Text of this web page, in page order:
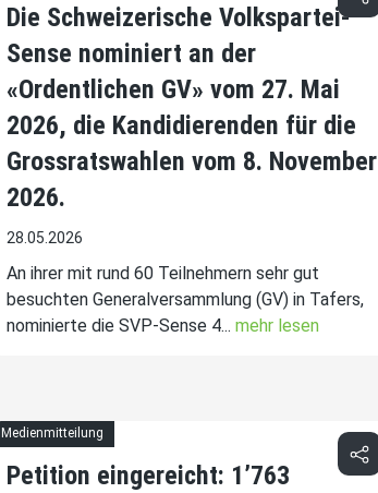
Die Schweizerische Volkspartei-
Sense nominiert an der
«Ordentlichen GV» vom 27. Mai
2026, die Kandidierenden für die
Grossratswahlen vom 8. November
2026.
28.05.2026
An ihrer mit rund 60 Teilnehmern sehr gut
besuchten Generalversammlung (GV) in Tafers,
nominierte die SVP-Sense 4...mehr lesen
Medienmitteilung
Petition eingereicht: 1’763